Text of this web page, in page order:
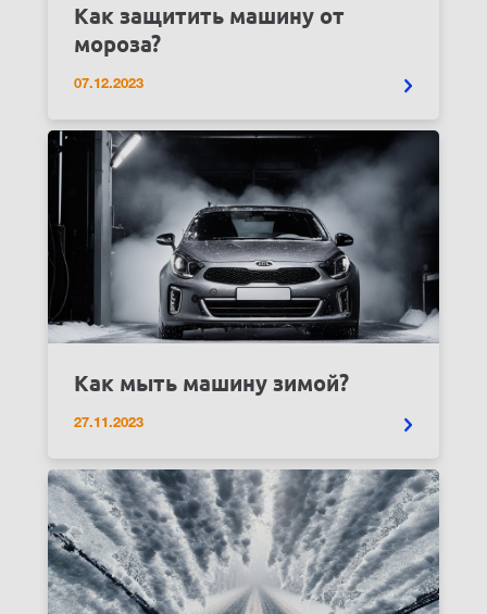
Как защитить машину от
мороза?
07.12.2023
Как мыть машину зимой?
27.11.2023